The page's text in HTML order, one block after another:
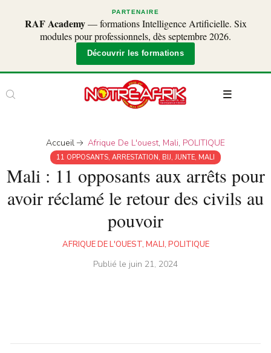
PARTENAIRE
RAF Academy— formations Intelligence Artificielle. Six
modules pour professionnels, dès septembre 2026.
Découvrir les formations
Accueil Afrique De L'ouest, Mali, POLITIQUE
11 OPPOSANTS, ARRESTATION, BIJ, JUNTE, MALI
Mali : 11 opposants aux arrêts pour
avoir réclamé le retour des civils au
pouvoir
AFRIQUE DE L'OUEST, MALI, POLITIQUE
Publié le juin 21, 2024